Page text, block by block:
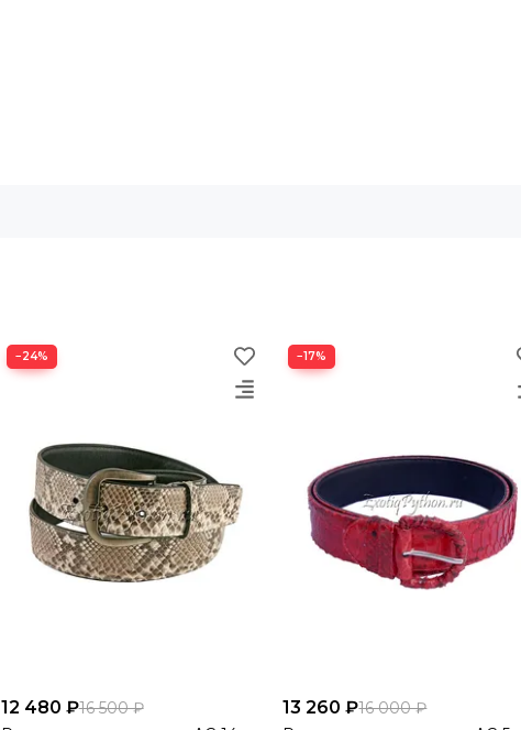
−24%
12 480 ₽16 500 ₽
−17%
13 260 ₽16 000 ₽